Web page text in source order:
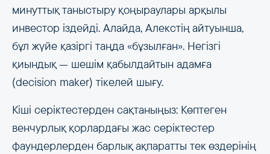
минуттық таныстыру қоңыраулары арқылы
инвестор іздейді. Алайда, Алекстің айтуынша,
бұл жүйе қазіргі таңда «бұзылған». Негізгі
қиындық — шешім қабылдайтын адамға
(decision maker) тікелей шығу.
Кіші серіктестерден сақтаныңыз: Көптеген
венчурлық қорлардағы жас серіктестер
фаундерлерден барлық ақпаратты тек өздерінің